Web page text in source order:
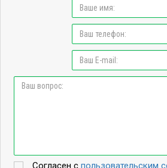
Согласен спользовательским